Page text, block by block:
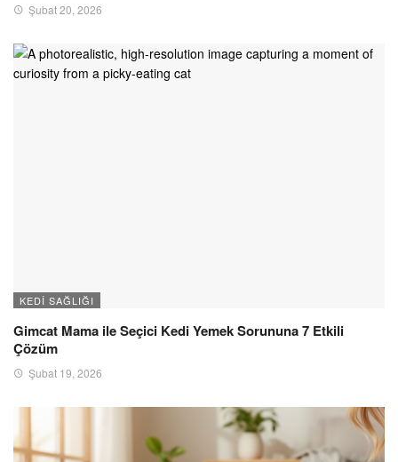
Şubat 20, 2026
KEDI SAĞLIĞI
Gimcat Mama ile Seçici Kedi Yemek Sorununa 7 Etkili
Çözüm
Şubat 19, 2026